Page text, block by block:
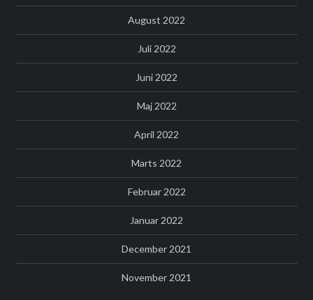
August 2022
Juli 2022
Juni 2022
Maj 2022
April 2022
Marts 2022
Februar 2022
Januar 2022
December 2021
November 2021